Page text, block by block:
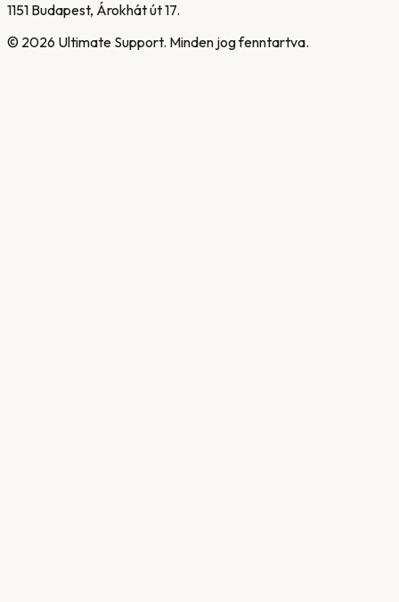
1151 Budapest, Árokhát út 17.
© 2026 Ultimate Support. Minden jog fenntartva.